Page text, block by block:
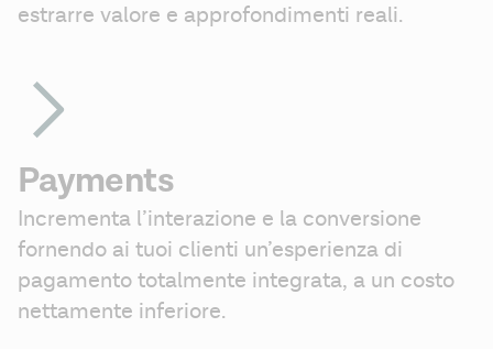
estrarre valore e approfondimenti reali.
Payments
Incrementa l’interazione e la conversione
fornendo ai tuoi clienti un’esperienza di
pagamento totalmente integrata, a un costo
nettamente inferiore.